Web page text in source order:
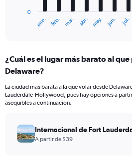
Range:
12
The
chart
Y
axis
ene. feb. mar. abr. may. jun. jul.
0
¿Cuál es el lugar más barato al
Delaware?
La ciudad más barata a la que volar desde
Lauderdale-Hollywood, pues hay opciones a
asequibles a continuación.
Internacional de Fort
A partir de $39